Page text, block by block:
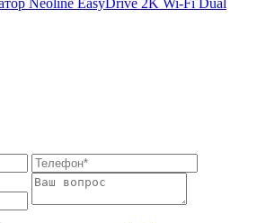
Neoline EasyDrive 2K Wi-Fi Dual